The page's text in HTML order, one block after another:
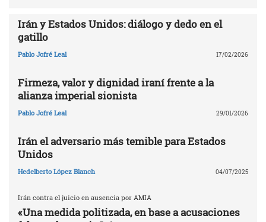
Irán y Estados Unidos: diálogo y dedo en el
gatillo
Pablo Jofré Leal 17/02/2026
Firmeza, valor y dignidad iraní frente a la
alianza imperial sionista
Pablo Jofré Leal 29/01/2026
Irán el adversario más temible para Estados
Unidos
Hedelberto López Blanch 04/07/2025
Irán contra el juicio en ausencia por AMIA
«Una medida politizada, en base a acusaciones